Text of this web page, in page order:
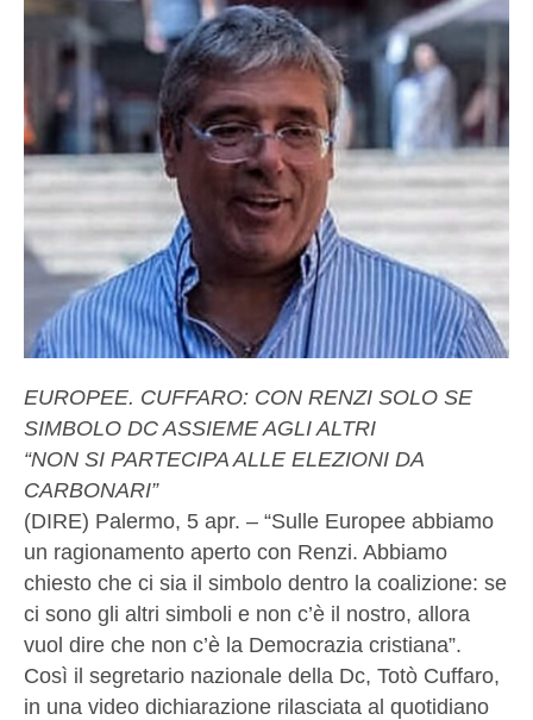
EUROPEE. CUFFARO: CON RENZI SOLO SE
SIMBOLO DC ASSIEME AGLI ALTRI
“NON SI PARTECIPA ALLE ELEZIONI DA
CARBONARI”
(DIRE) Palermo, 5 apr. – “Sulle Europee abbiamo
un ragionamento aperto con Renzi. Abbiamo
chiesto che ci sia il simbolo dentro la coalizione: se
ci sono gli altri simboli e non c’è il nostro, allora
vuol dire che non c’è la Democrazia cristiana”.
Così il segretario nazionale della Dc, Totò Cuffaro,
in una video dichiarazione rilasciata al quotidiano